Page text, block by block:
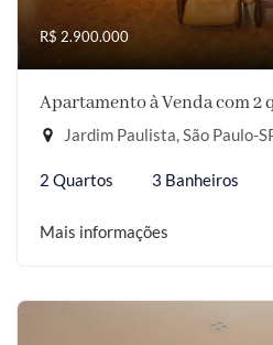
R$ 2.900.000
Apartamento à Venda com 2
Jardim Paulista, São Paulo-
2 Quartos 3 Banheiros
Mais informações